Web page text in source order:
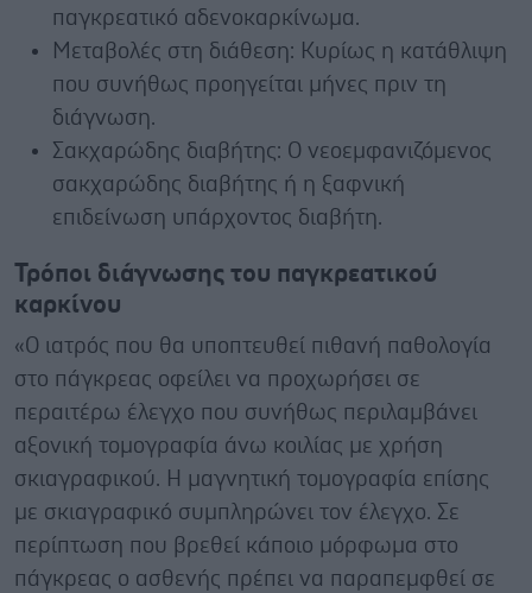
παγκρεατικό αδενοκαρκίνωμα.
Μεταβολές στη διάθεση: Κυρίως η κατάθλιψη
που συνήθως προηγείται μήνες πριν τη
διάγνωση.
Σακχαρώδης διαβήτης: Ο νεοεμφανιζόμενος
σακχαρώδης διαβήτης ή η ξαφνική
επιδείνωση υπάρχοντος διαβήτη.
Τρόποι διάγνωσης του παγκρεατικού
καρκίνου
«Ο ιατρός που θα υποπτευθεί πιθανή παθολογία
στο πάγκρεας οφείλει να προχωρήσει σε
περαιτέρω έλεγχο που συνήθως περιλαμβάνει
αξονική τομογραφία άνω κοιλίας με χρήση
σκιαγραφικού. Η μαγνητική τομογραφία επίσης
με σκιαγραφικό συμπληρώνει τον έλεγχο. Σε
περίπτωση που βρεθεί κάποιο μόρφωμα στο
πάγκρεας ο ασθενής πρέπει να παραπεμφθεί σε